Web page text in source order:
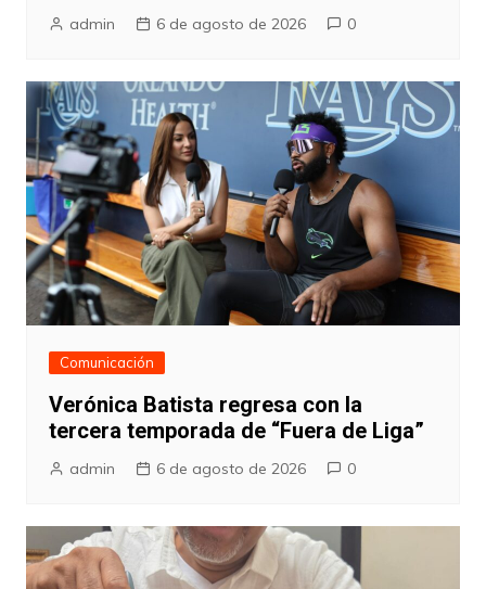
admin 6 de agosto de 2026 0
Comunicación
Verónica Batista regresa con la
tercera temporada de “Fuera de Liga”
admin 6 de agosto de 2026 0